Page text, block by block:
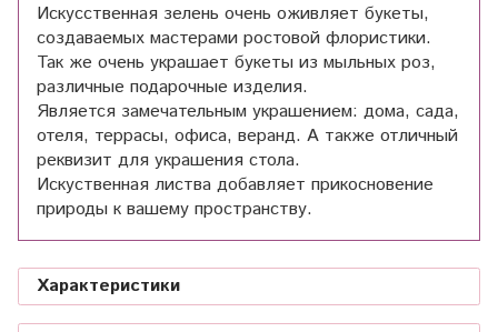
Искусственная зелень очень оживляет букеты,
создаваемых мастерами ростовой флористики.
Так же очень украшает букеты из мыльных роз,
различные подарочные изделия.
Является замечательным украшением: дома, сада,
отеля, террасы, офиса, веранд. А также отличный
реквизит для украшения стола.
Искуственная листва добавляет прикосновение
природы к вашему пространству.
Характеристики